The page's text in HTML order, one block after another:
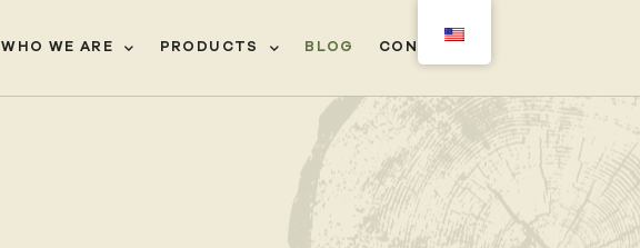
WHO WE ARE PRODUCTS BLOG CONTACT